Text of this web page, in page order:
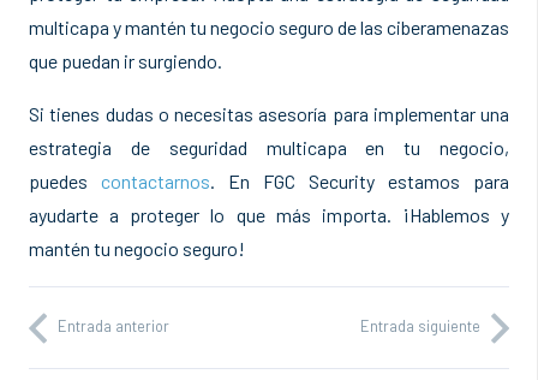
multicapa y mantén tu negocio seguro de las ciberamenazas
que puedan ir surgiendo.
Si tienes dudas o necesitas asesoría para implementar una
estrategia de seguridad multicapa en tu negocio,
puedes
contactarnos. En FGC Security estamos para
ayudarte a proteger lo que más importa. ¡Hablemos y
mantén tu negocio seguro!
Entrada anterior Entrada siguiente